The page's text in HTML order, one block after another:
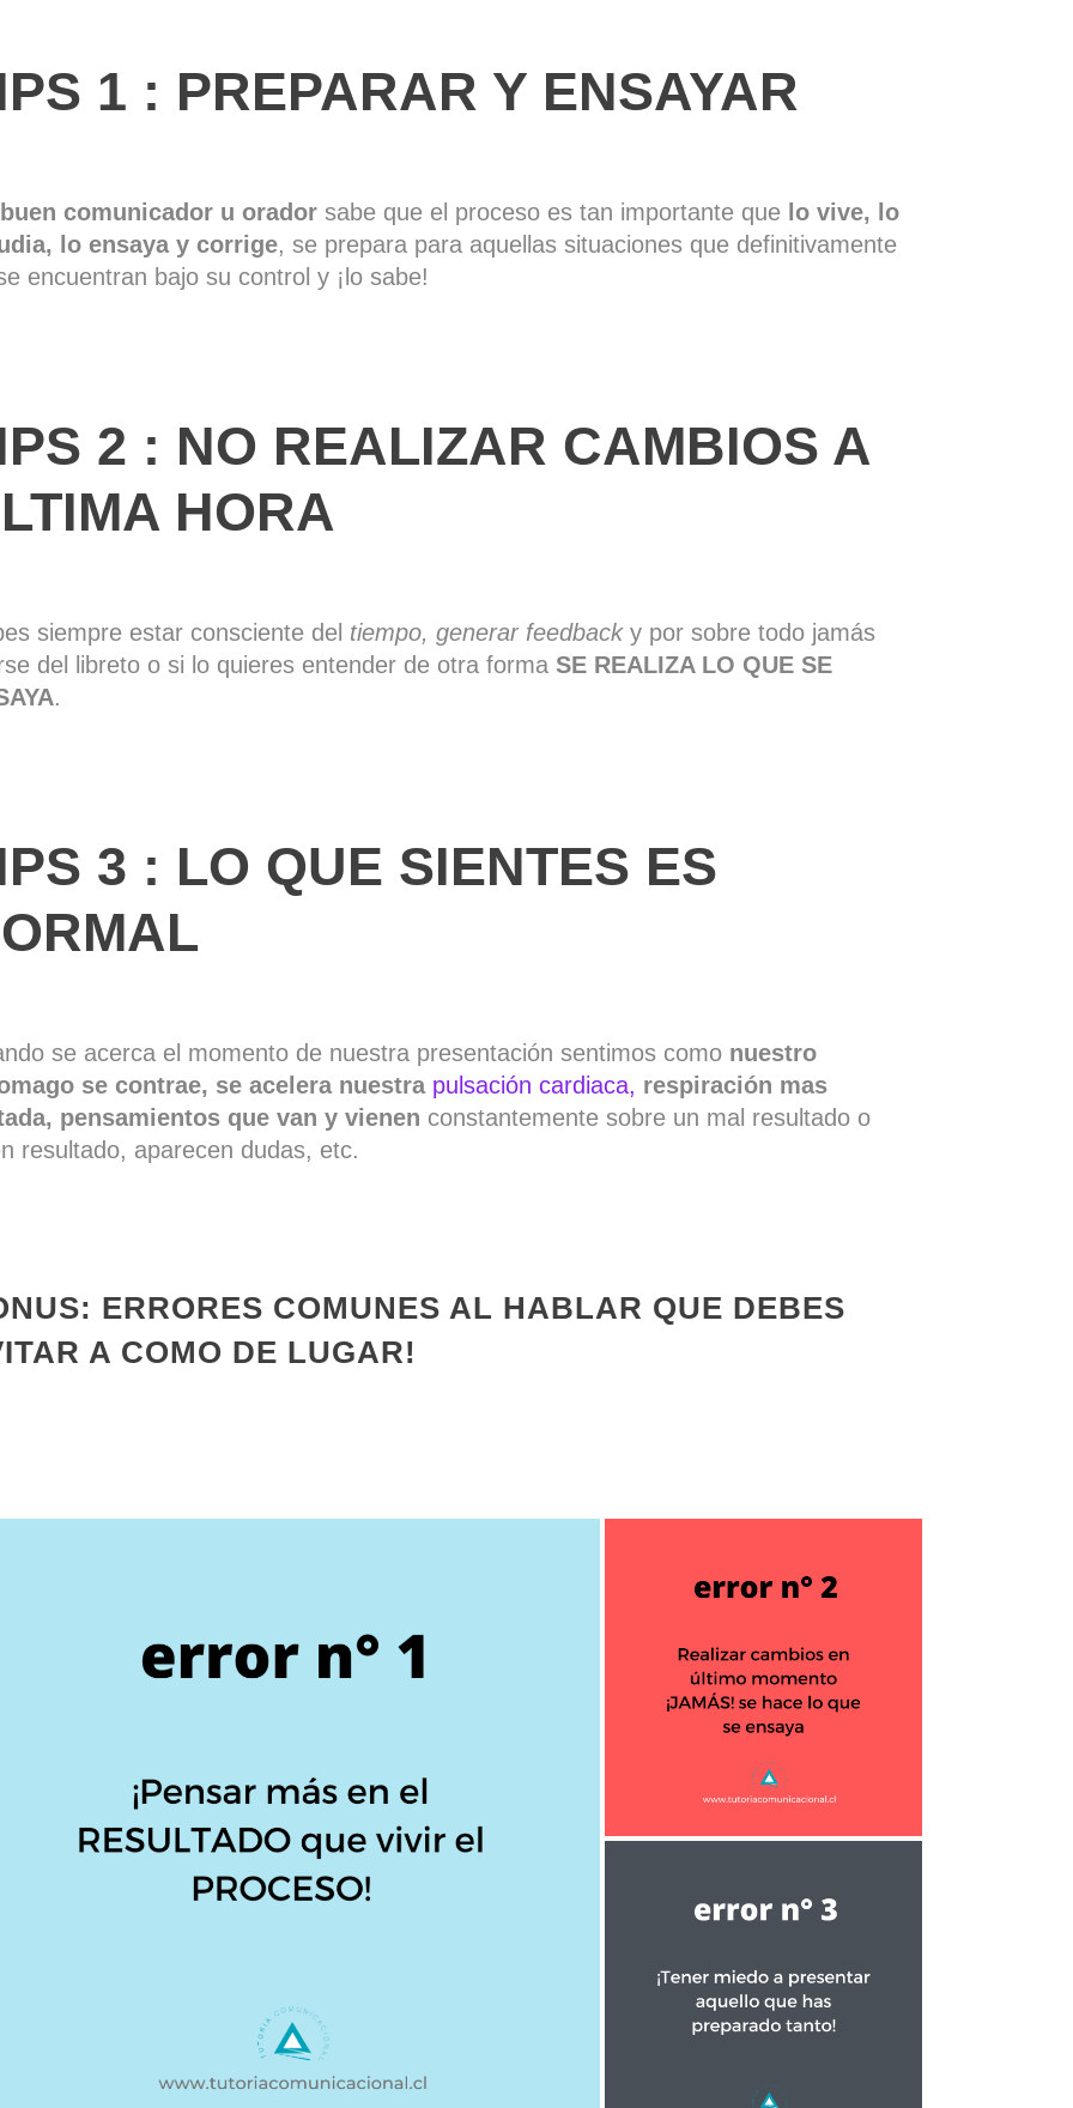
1 : PREPARAR Y ENSAYAR
comunicador u orador sabe que el proceso es tan importante que lo vive, lo
lo ensaya y corrige, se prepara para aquellas situaciones que definitivamente
encuentran bajo su control y ¡lo sabe!
2 : NO REALIZAR CAMBIOS A
HORA
siempre estar consciente del tiempo, generar feedbacky por sobre todo jamás
del libreto o si lo quieres entender de otra formaSE REALIZA LO QUE SE
.
3 : LO QUE SIENTES ES
se acerca el momento de nuestra presentación sentimos como nuestro
se contrae, se acelera nuestra pulsación cardiaca, respiración mas
pensamientos que van y vienen constantemente sobre un mal resultado o
resultado, aparecen dudas, etc.
ERRORES COMUNES AL HABLAR QUE DEBES
A COMO DE LUGAR!